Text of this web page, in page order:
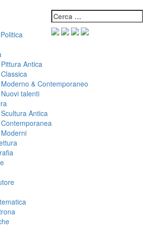
Cerca:
Pittura Antica
Classica
Moderno & Contemporaneo
Nuovi talenti
Scultura Antica
Contemporanea
Moderni